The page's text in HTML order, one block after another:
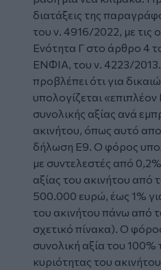
διατάξεις της
του ν. 4916/2022, με τις
Ενότητα Γ στο άρθρο 4
ΕΝΦΙΑ, του ν. 4223/
προβλέπει ότι για
υπολογίζεται
συνολικής αξίας ανά
ακινήτου, όπως αυτό
δήλωση Ε9. Ο φόρος
με συντελεστές από
αξίας του ακινήτου από
500.000 ευρώ, έως 1%
του ακινήτου πάνω από
σχετικό πίνακα). Ο
συνολική αξία του 100%
κυριότητας του